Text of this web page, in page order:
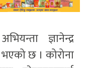
ज्ञानेन्द्र
छ । कोरोना